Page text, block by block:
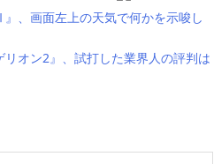
、画面左上の天気で何かを示唆し
リオン2』、試打した業界人の評判は